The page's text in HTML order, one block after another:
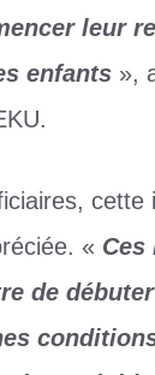
leur
enfants »,
cette
« Ces
de